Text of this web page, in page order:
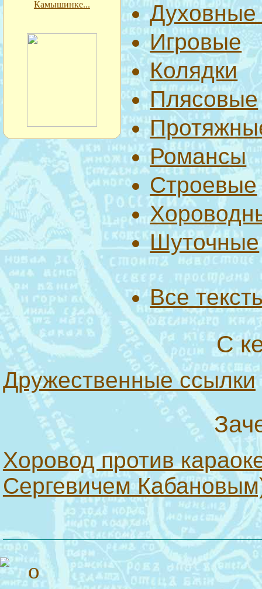
Духовные
Игровые
Колядки
Плясовые
Романсы
Строевые
Шуточные
Все
С
Дружественные ссылки
Хоровод против
Сергевичем